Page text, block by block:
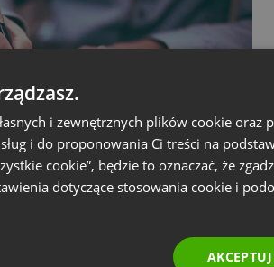
PARP na subskrypcję
i zewnętrznych plików cookie oraz
i do proponowania Ci treści na
cookie”, będzie to oznaczać, że
dotyczące stosowania cookie i